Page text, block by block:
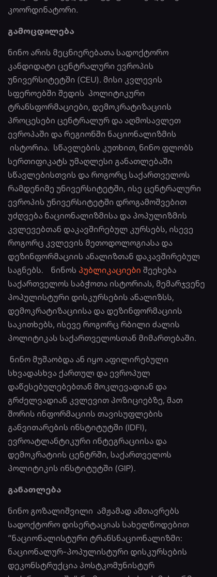
კოორდინატორი.
გამოცდილება
ნინო არის მეცნიერებათა სადოქტორო
კანდიდატი ცენტრალური ევროპის
უნივერსიტეტში (CEU). მისი კვლევის
სფეროებში შედის პოლიტიკური
ტრანსფორმაციები, დემოკრატიზაციის
პროცესები ცენტრალურ და აღმოსავლეთ
ევროპაში და რეგიონში ნაციონალიზმის
ისტორია. სწავლების კუთხით, ნინო ფლობს
სერთიფიკატს უმაღლესი განათლებაში
სწავლებისთვის და როგორც საქართველოს
რამდენიმე უნივერსიტეტში, ისე ცენტრალური
ევროპის უნივერსიტეტში დროგამოშვებით
უძღვება ნაციონალიზმისა და პოპულიზმის
კვლევებთან დაკავშირებულ კურსებს, ისევე
როგორც კვლევის მეთოდოლოგიასა და
დეზინფორმაციის ანალიზთან დაკავშირებულ
საგნებს. ნინოს პუბლიკაციები შეეხება
საქართველოს საბჭოთა ისტორიას, მემარჯვენე
პოპულისტური დისკურსების ანალიზსს,
დემოკრატიზაციისა და დეზინფორმაციის
საკითხებს, ისევე როგორც რბილი ძალის
პოლიტიკას საქართველოსთან მიმართებაში.
ნინო მუშაობდა ან იყო აფილირებული
სხვადასხვა ქართულ და ევროპულ
დაწესებულებებთან მოკლევადიან და
გრძელვადიან კვლევით პოზიციებზე, მათ
შორის ინფორმაციის თავისუფლების
განვითარების ინსტიტუტში (IDFI),
ევროატლანტიკური ინტეგრაციისა და
დემოკრატიის ცენტრში, საქართველოს
პოლიტიკის ინსტიტუტში (GIP).
განათლება
ნინო გოზალიშვილი ამჟამად ამთავრებს
სადოქტორო დისერტაციას სახელწოდებით
“ნაციონალისტური ტრანსნაციონალიზმი:
ნაციონალურ-პოპულისტური დისკურსების
დეკონსტრუქცია პოსტკომუნისტურ